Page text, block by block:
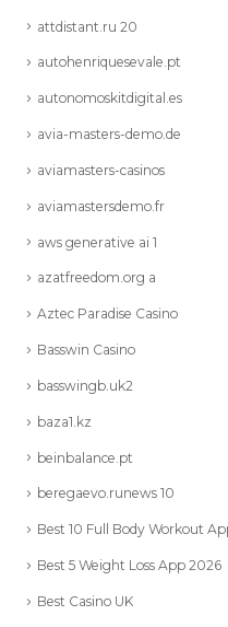
attdistant.ru 20
autohenriquesevale.pt
autonomoskitdigital.es
avia-masters-demo.de
aviamasters-casinos
aviamastersdemo.fr
aws generative ai 1
azatfreedom.org a
Aztec Paradise Casino
Basswin Casino
basswingb.uk2
baza1.kz
beinbalance.pt
beregaevo.runews 10
Best 10 Full Body Workout
Best 5 Weight Loss App 2026
Best Casino UK